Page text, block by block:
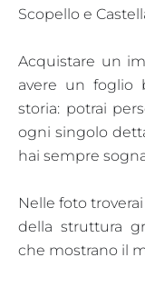
Scopello e
Acquistare un
avere un foglio
storia: potrai
ogni singolo
hai sempre
Nelle foto
della struttura
che mostrano il